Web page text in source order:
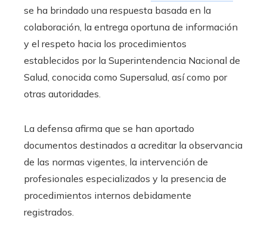
se ha brindado una respuesta basada en la
colaboración, la entrega oportuna de información
y el respeto hacia los procedimientos
establecidos por la Superintendencia Nacional de
Salud, conocida como Supersalud, así como por
otras autoridades.
La defensa afirma que se han aportado
documentos destinados a acreditar la observancia
de las normas vigentes, la intervención de
profesionales especializados y la presencia de
procedimientos internos debidamente
registrados.